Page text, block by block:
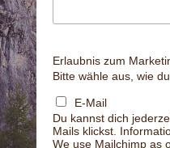
Erlaubnis zum
Bitte wähle aus, wie
E-Mail
Du kannst dich
Mails klickst.
We use Mailchimp as